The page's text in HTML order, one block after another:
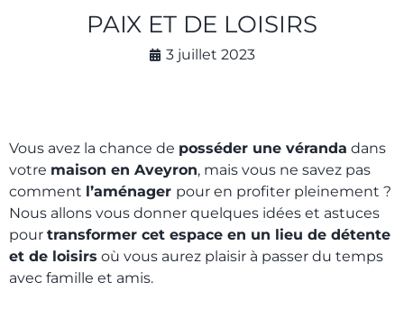
PAIX ET DE LOISIRS
3 juillet 2023
Vous avez la chance de posséder une véranda dans
votre maison en Aveyron, mais vous ne savez pas
comment l’aménager pour en profiter pleinement ?
Nous allons vous donner quelques idées et astuces
pour transformer cet espace en un lieu de détente
et de loisirs où vous aurez plaisir à passer du temps
avec famille et amis.